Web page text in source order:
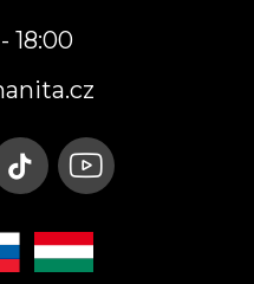
18:00